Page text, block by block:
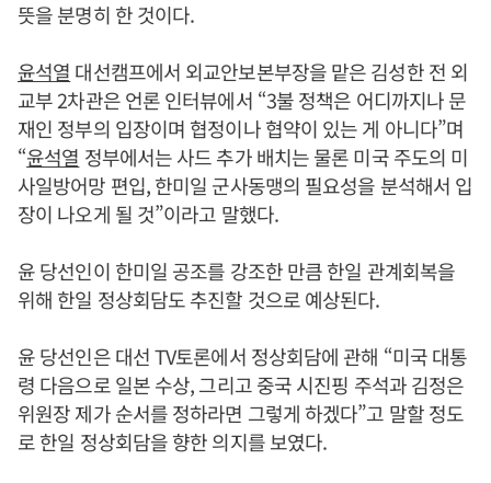
뜻을 분명히 한 것이다.
윤석열 대선캠프에서 외교안보본부장을 맡은 김성한 전 외
교부 2차관은 언론 인터뷰에서 “3불 정책은 어디까지나 문
재인 정부의 입장이며 협정이나 협약이 있는 게 아니다”며
“윤석열 정부에서는 사드 추가 배치는 물론 미국 주도의 미
사일방어망 편입, 한미일 군사동맹의 필요성을 분석해서 입
장이 나오게 될 것”이라고 말했다.
윤 당선인이 한미일 공조를 강조한 만큼한일 관계회복을
위해 한일 정상회담도 추진할 것으로 예상된다.
윤 당선인은 대선 TV토론에서 정상회담에 관해 “미국 대통
령 다음으로 일본 수상, 그리고 중국 시진핑 주석과 김정은
위원장 제가 순서를 정하라면 그렇게 하겠다”고 말할 정도
로 한일 정상회담을 향한 의지를 보였다.